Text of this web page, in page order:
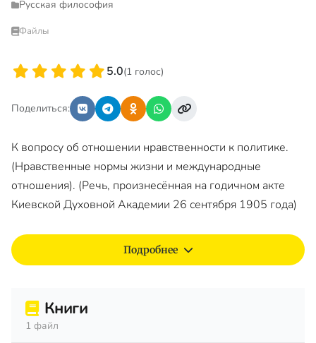
Русская философия
Файлы
5.0(1 голос)
Поделиться:
К вопросу об отношении нравственности к политике.
(Нравственные нормы жизни и международные
отношения). (Речь, произнесённая на годичном акте
Киевской Духовной Академии 26 сентября 1905 года)
Подробнее
Книги
1 файл